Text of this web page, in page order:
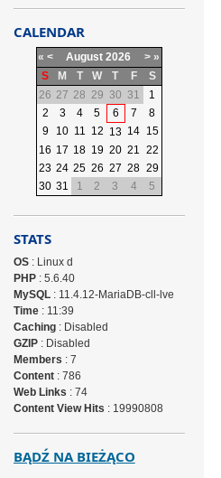
CALENDAR
« < August 2026 > »
S
M T W T F
S
26 27 28 29 30 31
1
2
3 4 5 6 7
8
9
10 11 12 13 14 15
16 17 18 19 20 21 22
23 24 25 26 27 28 29
30 31 1 2 3 4 5
STATS
OS: Linux d
PHP: 5.6.40
MySQL: 11.4.12-MariaDB-cll-lve
Time: 11:39
Caching: Disabled
GZIP: Disabled
Members : 7
Content: 786
Web Links : 74
Content View Hits : 19990808
BĄDŹ NA BIEŻĄCO